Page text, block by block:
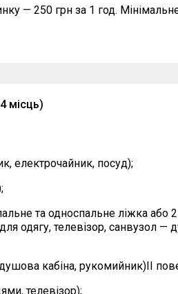
— 250 грн за 1 год.
місць)
електрочайник, посуд);
та односпальне ліжка або 2
одягу, телевізор, санвузол —
кабіна, рукомийник)II
телевізор);